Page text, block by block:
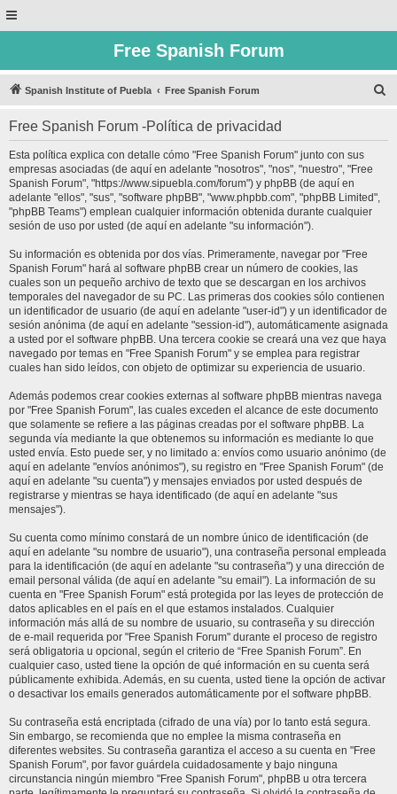
Free Spanish Forum
Spanish Institute of Puebla Free Spanish Forum
Free Spanish Forum -Política de privacidad
Esta política explica con detalle cómo "Free Spanish Forum" junto con sus
empresas asociadas (de aquí en adelante "nosotros", "nos", "nuestro", "Free
Spanish Forum", "https://www.sipuebla.com/forum") y phpBB (de aquí en
adelante "ellos", "sus", "software phpBB", "www.phpbb.com", "phpBB Limited",
"phpBB Teams") emplean cualquier información obtenida durante cualquier
sesión de uso por usted (de aquí en adelante "su información").
Su información es obtenida por dos vías. Primeramente, navegar por "Free
Spanish Forum" hará al software phpBB crear un número de cookies, las
cuales son un pequeño archivo de texto que se descargan en los archivos
temporales del navegador de su PC. Las primeras dos cookies sólo contienen
un identificador de usuario (de aquí en adelante "user-id") y un identificador de
sesión anónima (de aquí en adelante "session-id"), automáticamente asignada
a usted por el software phpBB. Una tercera cookie se creará una vez que haya
navegado por temas en "Free Spanish Forum" y se emplea para registrar
cuales han sido leídos, con objeto de optimizar su experiencia de usuario.
Además podemos crear cookies externas al software phpBB mientras navega
por "Free Spanish Forum", las cuales exceden el alcance de este documento
que solamente se refiere a las páginas creadas por el software phpBB. La
segunda vía mediante la que obtenemos su información es mediante lo que
usted envía. Esto puede ser, y no limitado a: envíos como usuario anónimo (de
aquí en adelante "envíos anónimos"), su registro en "Free Spanish Forum" (de
aquí en adelante "su cuenta") y mensajes enviados por usted después de
registrarse y mientras se haya identificado (de aquí en adelante "sus
mensajes").
Su cuenta como mínimo constará de un nombre único de identificación (de
aquí en adelante "su nombre de usuario"), una contraseña personal empleada
para la identificación (de aquí en adelante "su contraseña") y una dirección de
email personal válida (de aquí en adelante "su email"). La información de su
cuenta en "Free Spanish Forum" está protegida por las leyes de protección de
datos aplicables en el país en el que estamos instalados. Cualquier
información más allá de su nombre de usuario, su contraseña y su dirección
de e-mail requerida por "Free Spanish Forum" durante el proceso de registro
será obligatoria u opcional, según el criterio de “Free Spanish Forum”. En
cualquier caso, usted tiene la opción de qué información en su cuenta será
públicamente exhibida. Además, en su cuenta, usted tiene la opción de activar
o desactivar los emails generados automáticamente por el software phpBB.
Su contraseña está encriptada (cifrado de una vía) por lo tanto está segura.
Sin embargo, se recomienda que no emplee la misma contraseña en
diferentes websites. Su contraseña garantiza el acceso a su cuenta en "Free
Spanish Forum", por favor guárdela cuidadosamente y bajo ninguna
circunstancia ningún miembro "Free Spanish Forum", phpBB u otra tercera